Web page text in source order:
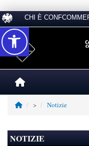
CHI È
> Notizie
NOTIZIE
Accessibilità